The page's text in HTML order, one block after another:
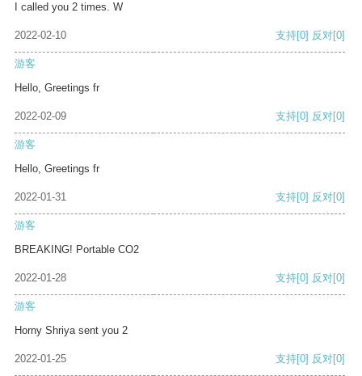
I called you 2 times. W
2022-02-10 支持[0] 反对[0]
游客
Hello, Greetings fr
2022-02-09 支持[0] 反对[0]
游客
Hello, Greetings fr
2022-01-31 支持[0] 反对[0]
游客
BREAKING! Portable CO2
2022-01-28 支持[0] 反对[0]
游客
Horny Shriya sent you 2
2022-01-25 支持[0] 反对[0]